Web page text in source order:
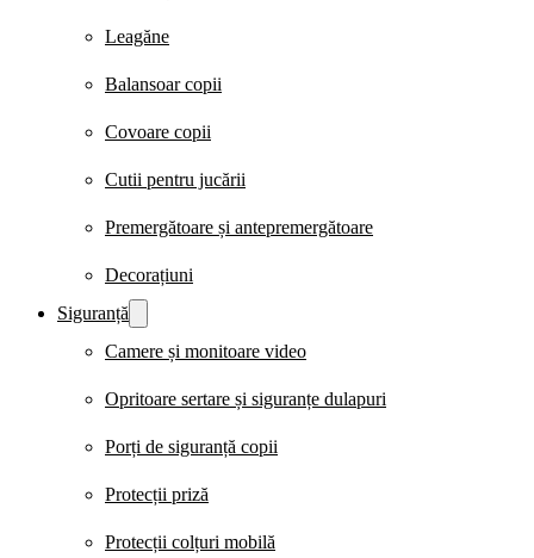
Leagăne
Balansoar copii
Covoare copii
Cutii pentru jucării
Premergătoare și antepremergătoare
Decorațiuni
Siguranță
Camere și monitoare video
Opritoare sertare și siguranțe dulapuri
Porți de siguranță copii
Protecții priză
Protecții colțuri mobilă